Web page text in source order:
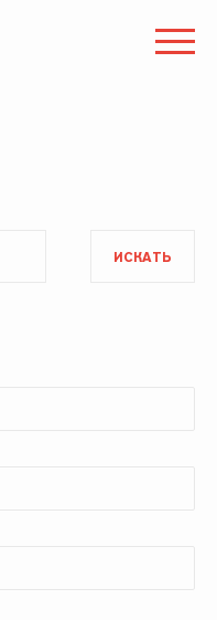
ИСКАТЬ